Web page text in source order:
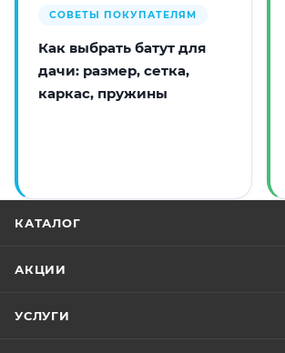
СОВЕТЫ ПОКУПАТЕЛЯМ
Как выбрать батут для
дачи: размер, сетка,
каркас, пружины
КАТАЛОГ
АКЦИИ
УСЛУГИ